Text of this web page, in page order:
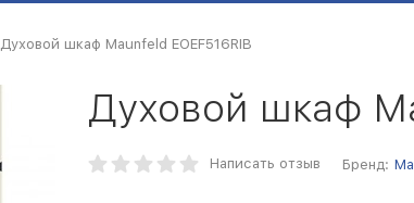
Духовой шкаф Maunfeld EOEF516RIB
Духовой шкаф
Написать отзыв Бренд: